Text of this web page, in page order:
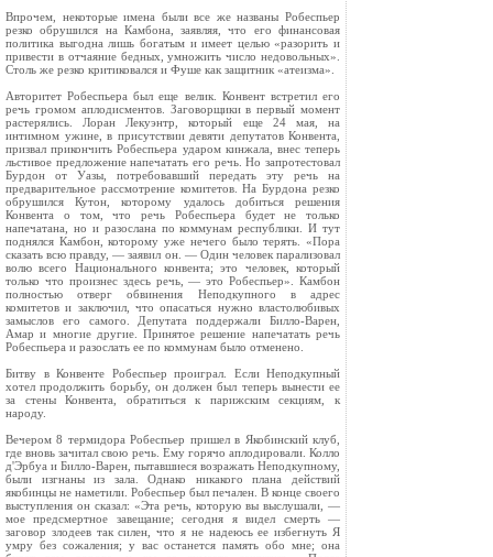
Впрочем, некоторые имена были все же названы Робеспьер
резко обрушился на Камбона, заявляя, что его финансовая
политика выгодна лишь богатым и имеет целью «разорить и
привести в отчаяние бедных, умножить число недовольных».
Столь же резко критиковался и Фуше как защитник «атеизма».
Авторитет Робеспьера был еще велик. Конвент встретил его
речь громом аплодисментов. Заговорщики в первый момент
растерялись. Лоран Лекуэнтр, который еще 24 мая, на
интимном ужине, в присутствии девяти депутатов Конвента,
призвал прикончить Робеспьера ударом кинжала, внес теперь
льстивое предложение напечатать его речь. Но запротестовал
Бурдон от Уазы, потребовавший передать эту речь на
предварительное рассмотрение комитетов. На Бурдона резко
обрушился Кутон, которому удалось добиться решения
Конвента о том, что речь Робеспьера будет не только
напечатана, но и разослана по коммунам республики. И тут
поднялся Камбон, которому уже нечего было терять. «Пора
сказать всю правду, — заявил он. — Один человек парализовал
волю всего Национального конвента; это человек, который
только что произнес здесь речь, — это Робеспьер». Камбон
полностью отверг обвинения Неподкупного в адрес
комитетов и заключил, что опасаться нужно властолюбивых
замыслов его самого. Депутата поддержали Билло‑Варен,
Амар и многие другие. Принятое решение напечатать речь
Робеспьера и разослать ее по коммунам было отменено.
Битву в Конвенте Робеспьер проиграл. Если Неподкупный
хотел продолжить борьбу, он должен был теперь вынести ее
за стены Конвента, обратиться к парижским секциям, к
народу.
Вечером 8 термидора Робеспьер пришел в Якобинский клуб,
где вновь зачитал свою речь. Ему горячо аплодировали. Колло
д'Эрбуа и Билло‑Варен, пытавшиеся возражать Неподкупному,
были изгнаны из зала. Однако никакого плана действий
якобинцы не наметили. Робеспьер был печален. В конце своего
выступления он сказал: «Эта речь, которую вы выслушали, —
мое предсмертное завещание; сегодня я видел смерть —
заговор злодеев так силен, что я не надеюсь ее избегнуть Я
умру без сожаления; у вас останется память обо мне; она